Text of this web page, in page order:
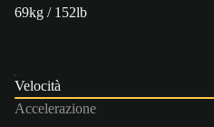
69kg / 152lb
Velocità
Accelerazione